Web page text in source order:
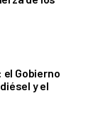
Gobierno
y el